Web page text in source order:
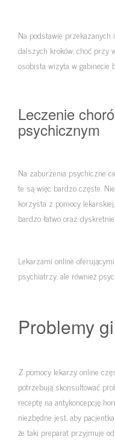
Na podstawie
dalszych kroków, choć przy
osobista wizyta w gabinecie
Leczenie
psychicznym
Na zaburzenia psychiczne
te są więc bardzo częste.
korzysta z pomocy
bardzo łatwo oraz
Lekarzami online
psychiatrzy, ale również
Problemy
Z pomocy lekarzy online
potrzebują skonsultować
receptę na antykoncepcję
niezbędne jest, aby
że taki preparat przyjmuje